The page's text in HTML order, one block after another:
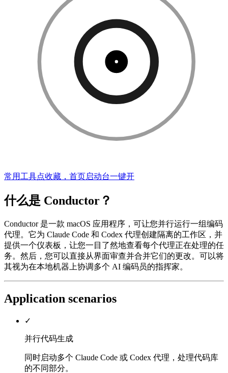
常用工具点收藏，首页启动台一键开
什么是 Conductor？
Conductor 是一款 macOS 应用程序，可让您并行运行一组编码
代理。它为 Claude Code 和 Codex 代理创建隔离的工作区，并
提供一个仪表板，让您一目了然地查看每个代理正在处理的任
务。然后，您可以直接从界面审查并合并它们的更改。可以将
其视为在本地机器上协调多个 AI 编码员的指挥家。
Application scenarios
✓
并行代码生成
同时启动多个 Claude Code 或 Codex 代理，处理代码库
的不同部分。